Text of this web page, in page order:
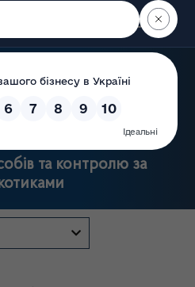
Пошук
України
та контролю за